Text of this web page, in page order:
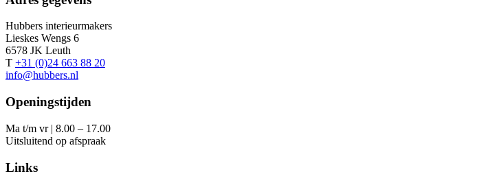
Hubbers interieurmakers
Lieskes Wengs 6
6578 JK Leuth
T +31 (0)24 663 88 20
info@hubbers.nl
Openingstijden
Ma t/m vr | 8.00 – 17.00
Uitsluitend op afspraak
Links